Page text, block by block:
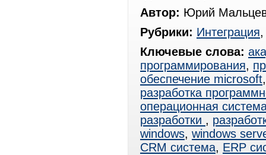
Автор: Юрий
Рубрики: Интеграция
Ключевые слова:
программирования,
обеспечение microsoft
разработка
операционная
разработки ,
windows, windows
CRM система, ERP